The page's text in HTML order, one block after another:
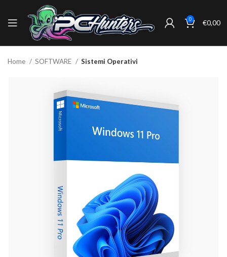
0 €0,00
Home SOFTWARE Sistemi Operativi